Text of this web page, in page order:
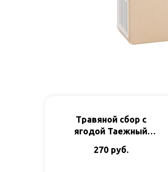
Травяной сбор с
ягодой Таежный
тайник
270 руб.